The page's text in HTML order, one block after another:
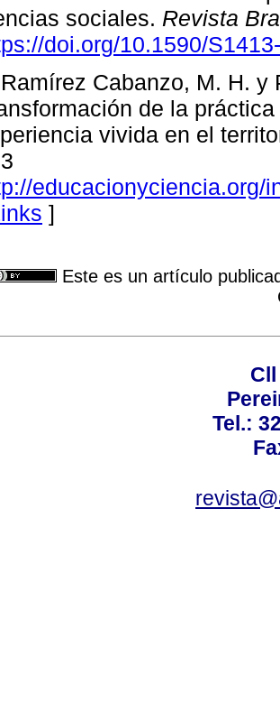
sociales. Revista
doi.org/10.1590/
Cabanzo, M. H. y
de la
vivida en el
educacionyciencia.org/
]
Este es un artículo
Tel.: